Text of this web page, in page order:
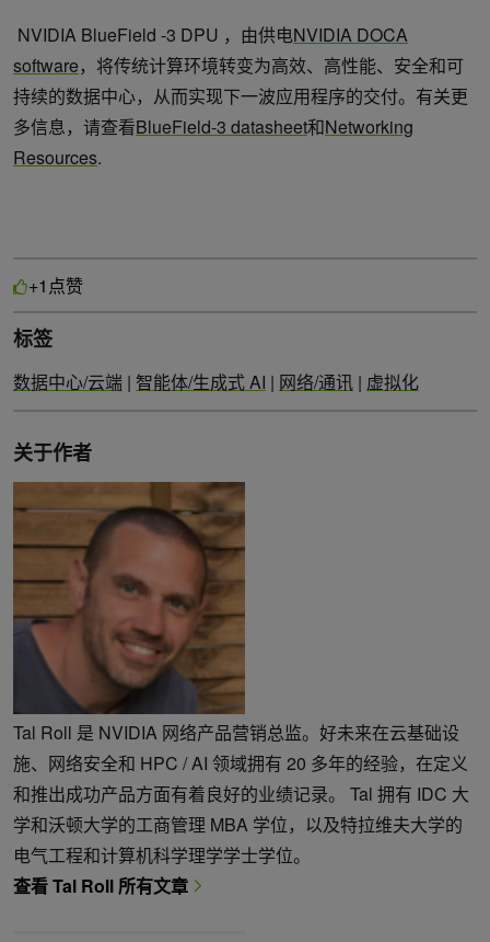
​ NVIDIA BlueField -3 DPU ，由供电NVIDIA DOCA
software，将传统计算环境转变为高效、高性能、安全和可
持续的数据中心，从而实现下一波应用程序的交付。有关更
多信息，请查看BlueField-3 datasheet和Networking
Resources.
+1 点赞
标签
数据中心/云端 | 智能体/生成式 AI | 网络/通讯 | 虚拟化
关于作者
Tal Roll 是 NVIDIA 网络产品营销总监。好未来在云基础设
施、网络安全和 HPC / AI 领域拥有 20 多年的经验，在定义
和推出成功产品方面有着良好的业绩记录。 Tal 拥有 IDC 大
学和沃顿大学的工商管理 MBA 学位，以及特拉维夫大学的
电气工程和计算机科学理学学士学位。
查看 Tal Roll 所有文章